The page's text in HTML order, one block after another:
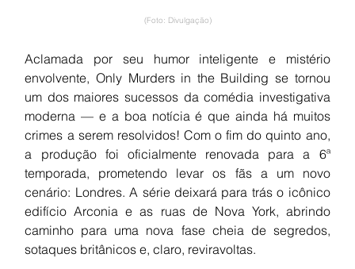
(Foto: Divulgação)
Aclamada por seu humor inteligente e mistério
envolvente, Only Murders in the Building se tornou
um dos maiores sucessos da comédia investigativa
moderna — e a boa notícia é que ainda há muitos
crimes a serem resolvidos! Com o fim do quinto ano,
a produção foi oficialmente renovada para a 6ª
temporada, prometendo levar os fãs a um novo
cenário: Londres. A série deixará para trás o icônico
edifício Arconia e as ruas de Nova York, abrindo
caminho para uma nova fase cheia de segredos,
sotaques britânicos e, claro, reviravoltas.